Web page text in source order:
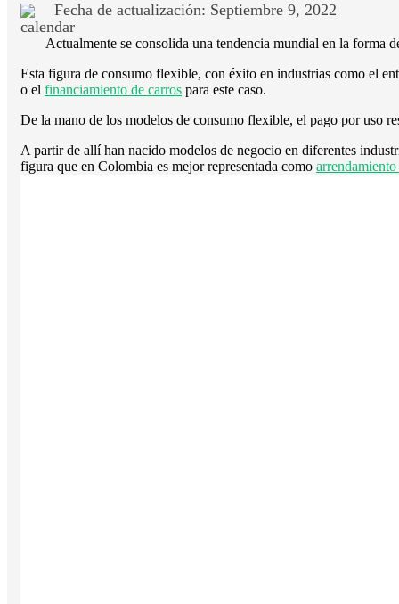
Fecha de actualización: Septiembre 9, 2022
Actualmente se consolida una tendencia mundial en la forma
Esta figura de consumo flexible, con éxito en industrias como el
o el financiamiento de carros para este caso.
De la mano de los modelos de consumo flexible, el pago por uso
A partir de allí han nacido modelos de negocio en diferentes
figura que en Colombia es mejor representada como